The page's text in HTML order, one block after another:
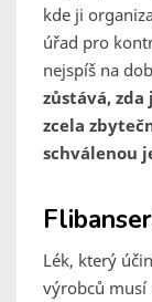
kde ji
úřad pro
nejspíš na
zůstává,
zcela
schválenou
Lék, který
výrobců musí